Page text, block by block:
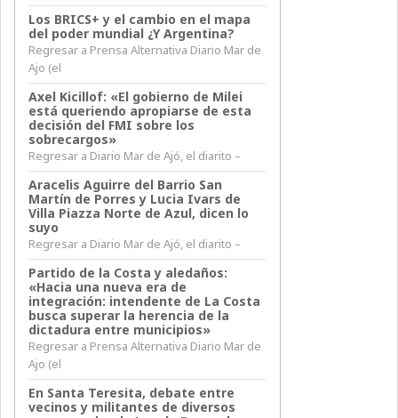
Los BRICS+ y el cambio en el mapa
del poder mundial ¿Y Argentina?
Regresar a Prensa Alternativa Diario Mar de
Ajo (el
Axel Kicillof: «El gobierno de Milei
está queriendo apropiarse de esta
decisión del FMI sobre los
sobrecargos»
Regresar a Diario Mar de Ajó, el diarito –
Aracelis Aguirre del Barrio San
Martín de Porres y Lucia Ivars de
Villa Piazza Norte de Azul, dicen lo
suyo
Regresar a Diario Mar de Ajó, el diarito –
Partido de la Costa y aledaños:
«Hacia una nueva era de
integración: intendente de La Costa
busca superar la herencia de la
dictadura entre municipios»
Regresar a Prensa Alternativa Diario Mar de
Ajo (el
En Santa Teresita, debate entre
vecinos y militantes de diversos